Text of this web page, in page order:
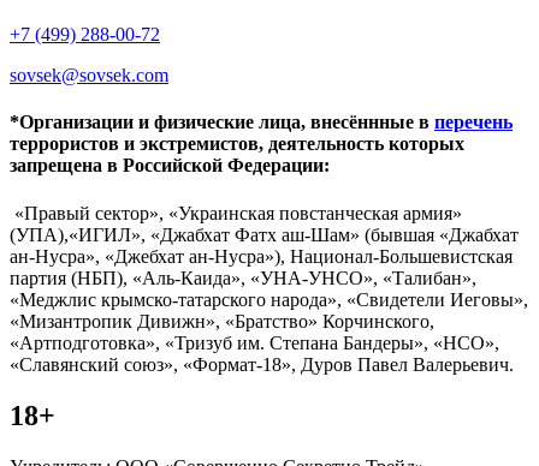
+7 (499) 288-00-72
sovsek@sovsek.com
*Организации и физические лица, внесённные в перечень
террористов и экстремистов, деятельность которых
запрещена в Российской Федерации:
«Правый сектор», «Украинская повстанческая армия»
(УПА),«ИГИЛ», «Джабхат Фатх аш-Шам» (бывшая «Джабхат
ан-Нусра», «Джебхат ан-Нусра»), Национал-Большевистская
партия (НБП), «Аль-Каида», «УНА-УНСО», «Талибан»,
«Меджлис крымско-татарского народа», «Свидетели Иеговы»,
«Мизантропик Дивижн», «Братство» Корчинского,
«Артподготовка», «Тризуб им. Степана Бандеры», «НСО»,
«Славянский союз», «Формат-18», Дуров Павел Валерьевич.
18+